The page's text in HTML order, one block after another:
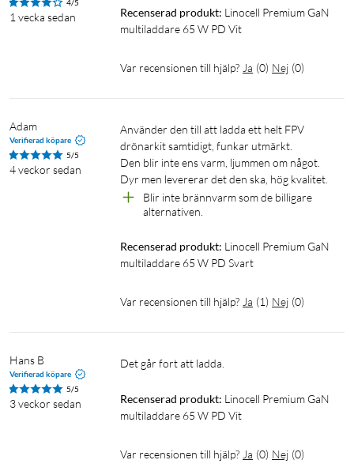
GaN multiladdare 65 W
Multiladdare Mobilladdare GaN USB-PD
USB-C Fungerar med MagSafe Datorladdare
Laddare för surfplattor
4/5
1 vecka sedan Recenserad produkt: Linocell Premium GaN
multiladdare 65 W PD Vit
Var recensionen till hjälp? Ja (0) Nej (0)
Adam
Verifierad köpare
5/5
4 veckor sedan
Använder den till att ladda ett helt FPV
drönarkit samtidigt, funkar utmärkt.
Den blir inte ens varm, ljummen om något.
Dyr men levererar det den ska, hög kvalitet.
Blir inte brännvarm som de billigare
alternativen.
Recenserad produkt: Linocell Premium GaN
multiladdare 65 W PD Svart
Var recensionen till hjälp? Ja (1) Nej (0)
Hans B
Verifierad köpare
5/5
3 veckor sedan
Det går fort att ladda.
Recenserad produkt: Linocell Premium GaN
multiladdare 65 W PD Vit
Var recensionen till hjälp? Ja (0) Nej (0)